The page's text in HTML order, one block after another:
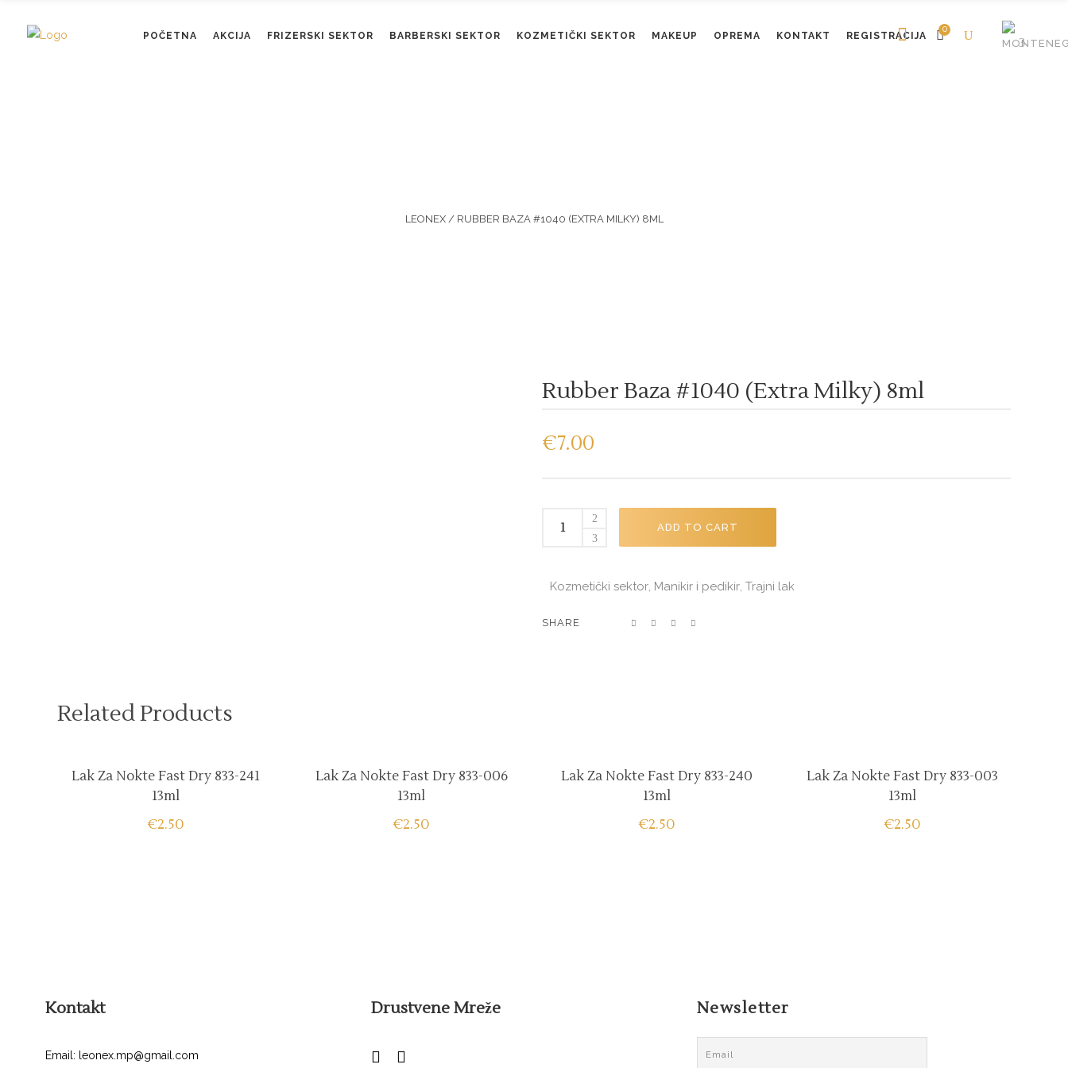
POČETNA AKCIJA FRIZERSKI SEKTOR BARBERSKI SEKTOR KOZMETIČKI SEKTOR MAKEUP OPREMA KONTAKT REGISTRACIJA
0
LEONEX/ RUBBER BAZA #1040 (EXTRA MILKY) 8ML
Rubber Baza #1040 (Extra Milky) 8ml
€7.00
8ml
ADD TO CART
Kozmetički sektor Manikir i pedikir Trajni lak
SHARE
Related Products
Lak Za Nokte Fast Dry 833-241
13ml
€2.50
Lak Za Nokte Fast Dry 833-006
13ml
€2.50
Lak Za Nokte Fast Dry 833-240
13ml
€2.50
Lak Za Nokte Fast Dry 833-003
13ml
€2.50
Kontakt
Email: leonex.mp@gmail.com
Drustvene Mreže Newsletter